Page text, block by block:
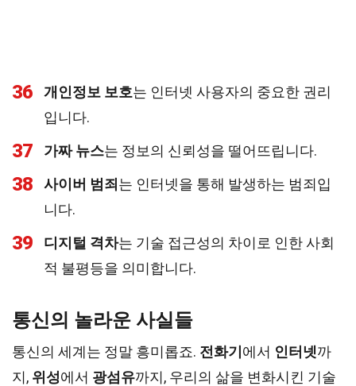
36 개인정보 보호는 인터넷 사용자의 중요한 권리
입니다.
37 가짜 뉴스는 정보의 신뢰성을 떨어뜨립니다.
38 사이버 범죄 는 인터넷을 통해 발생하는 범죄입
니다.
39 디지털 격차는 기술 접근성의 차이로 인한 사회
적 불평등을 의미합니다.
통신의 놀라운 사실들
통신의 세계는 정말 흥미롭죠. 전화기 에서 인터넷까
지, 위성에서 광섬유까지, 우리의 삶을 변화시킨 기술